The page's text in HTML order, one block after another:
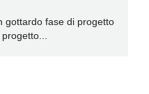
gottardo fase di progetto